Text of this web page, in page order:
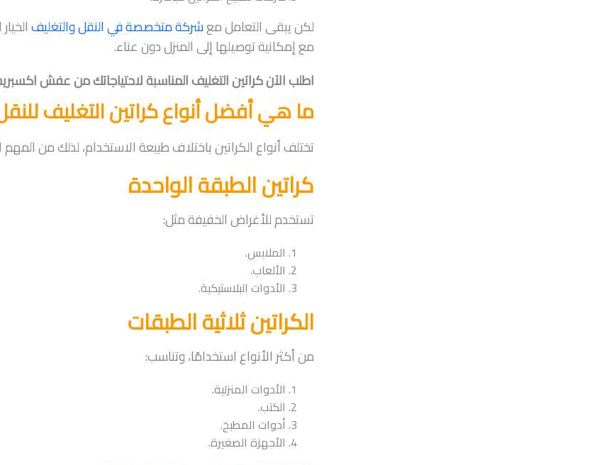
لكن يبقى التعامل معشركة متخصصة في النقل والتغليف
مع إمكانية توصيلها إلى المنزل دون عناء.
اطلب الآن كراتين التغليف المناسبة لاحتياجاتك من عفش
ما هي أفضل أنواع كراتين التغليف
تختلف أنواع الكراتين باختلاف طبيعة الاستخدام، لذلك من
كراتين الطبقة الواحدة
تستخدم للأغراض الخفيفة مثل:
الملابس.
الألعاب.
الأدوات البلاستيكية.
الكراتين ثلاثية الطبقات
من أكثر الأنواع استخدامًا، وتناسب:
الأدوات المنزلية.
الكتب.
أدوات المطبخ.
الأجهزة الصغيرة.